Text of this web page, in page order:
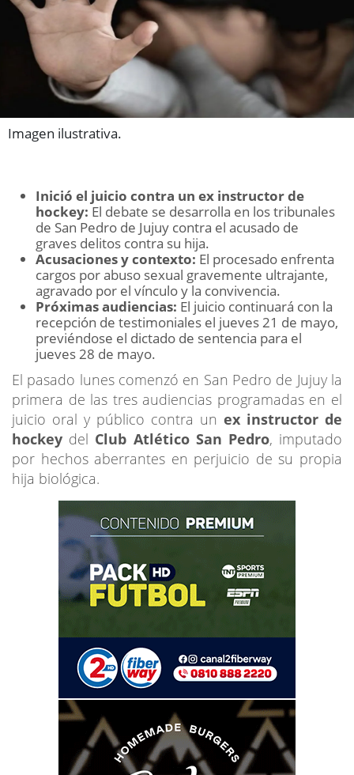
Imagen ilustrativa.
Inició el juicio contra un ex instructor de
hockey: El debate se desarrolla en los tribunales
de San Pedro de Jujuy contra el acusado de
graves delitos contra su hija.
Acusaciones y contexto: El procesado enfrenta
cargos por abuso sexual gravemente ultrajante,
agravado por el vínculo y la convivencia.
Próximas audiencias: El juicio continuará con la
recepción de testimoniales el jueves 21 de mayo,
previéndose el dictado de sentencia para el
jueves 28 de mayo.
El pasado lunes comenzó en San Pedro de Jujuy la
primera de las tres audiencias programadas en el
juicio oral y público contra un ex instructor de
hockey del Club Atlético San Pedro, imputado
por hechos aberrantes en perjuicio de su propia
hija biológica.